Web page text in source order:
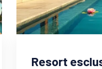
Resort